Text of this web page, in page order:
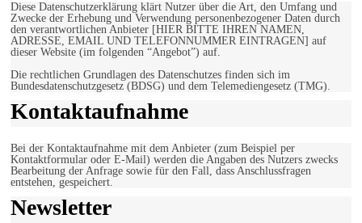
Diese Datenschutzerklärung klärt Nutzer über die Art, den Umfang und
Zwecke der Erhebung und Verwendung personenbezogener Daten durch
den verantwortlichen Anbieter [HIER BITTE IHREN NAMEN,
ADRESSE, EMAIL UND TELEFONNUMMER EINTRAGEN] auf
dieser Website (im folgenden “Angebot”) auf.
Die rechtlichen Grundlagen des Datenschutzes finden sich im
Bundesdatenschutzgesetz (BDSG) und dem Telemediengesetz (TMG).
Kontaktaufnahme
Bei der Kontaktaufnahme mit dem Anbieter (zum Beispiel per
Kontaktformular oder E-Mail) werden die Angaben des Nutzers zwecks
Bearbeitung der Anfrage sowie für den Fall, dass Anschlussfragen
entstehen, gespeichert.
Newsletter